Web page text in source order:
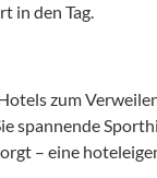
in den Tag.
zum
spannende
– eine